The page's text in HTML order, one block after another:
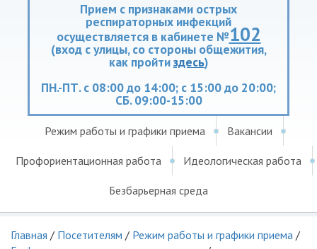
Прием с признаками острых
респираторных инфекций
осуществляется в кабинете №102
(вход с улицы, со стороны общежития,
как пройтиздесь)
ПН.-ПТ. с 08:00 до 14:00; с 15:00 до 20:00;
СБ. 09:00-15:00
Режим работы и графики приема Вакансии
Профориентационная работа Идеологическая работа
Безбарьерная среда
Главная / Посетителям / Режим работы и графики приема /